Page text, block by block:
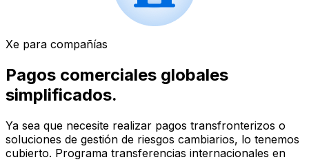
Xe para compañías
Pagos comerciales globales
simplificados.
Ya sea que necesite realizar pagos transfronterizos o
soluciones de gestión de riesgos cambiarios, lo tenemos
cubierto. Programa transferencias internacionales en